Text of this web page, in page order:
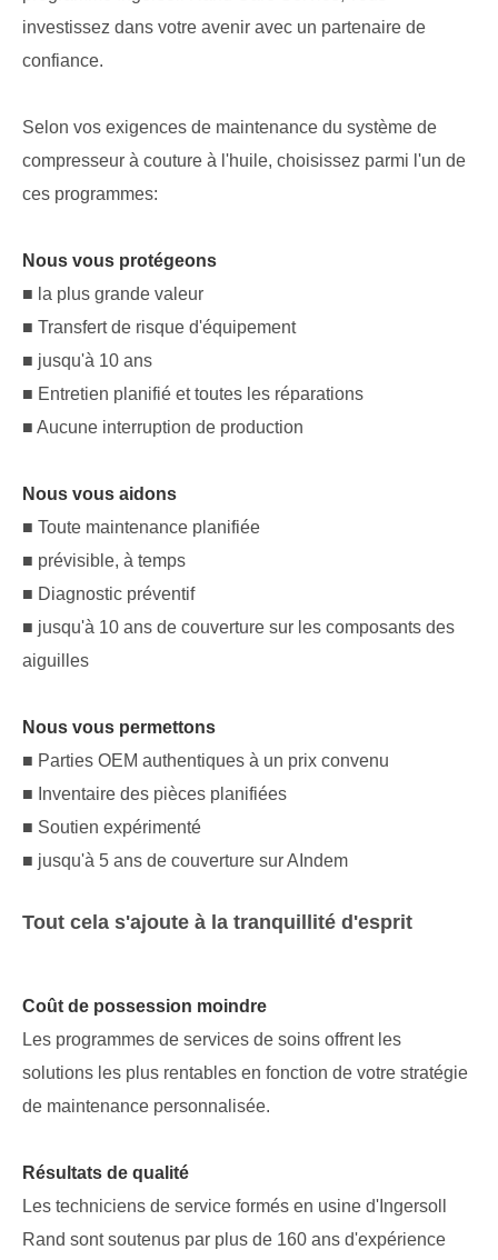
investissez dans votre avenir avec un partenaire de
confiance.
Selon vos exigences de maintenance du système de
compresseur à couture à l'huile, choisissez parmi l'un de
ces programmes:
Nous vous protégeons
■ la plus grande valeur
■ Transfert de risque d'équipement
■ jusqu'à 10 ans
■ Entretien planifié et toutes les réparations
■ Aucune interruption de production
Nous vous aidons
■ Toute maintenance planifiée
■ prévisible, à temps
■ Diagnostic préventif
■ jusqu'à 10 ans de couverture sur les composants des
aiguilles
Nous vous permettons
■ Parties OEM authentiques à un prix convenu
■ Inventaire des pièces planifiées
■ Soutien expérimenté
■ jusqu'à 5 ans de couverture sur AIndem
Tout cela s'ajoute à la tranquillité d'esprit
Coût de possession moindre
Les programmes de services de soins offrent les
solutions les plus rentables en fonction de votre stratégie
de maintenance personnalisée.
Résultats de qualité
Les techniciens de service formés en usine d'Ingersoll
Rand sont soutenus par plus de 160 ans d'expérience